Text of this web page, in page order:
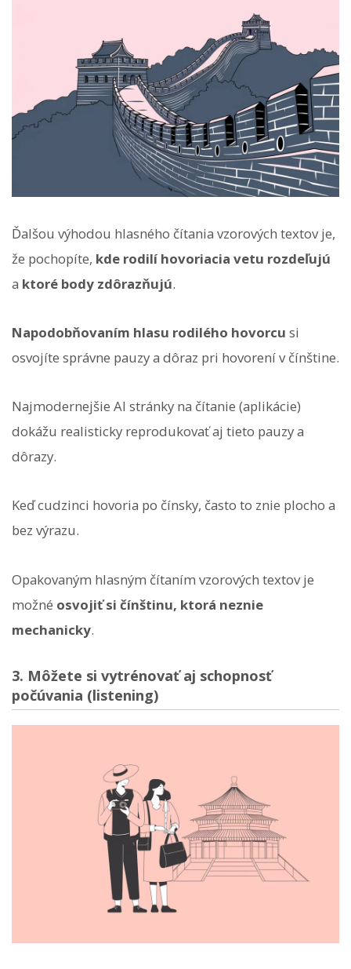
Ďalšou výhodou hlasného čítania vzorových textov je,
že pochopíte, kde rodilí hovoriacia vetu rozdeľujú
a ktoré body zdôrazňujú.
Napodobňovaním hlasu rodilého hovorcu si
osvojíte správne pauzy a dôraz pri hovorení v čínštine.
Najmodernejšie AI stránky na čítanie (aplikácie)
dokážu realisticky reprodukovať aj tieto pauzy a
dôrazy.
Keď cudzinci hovoria po čínsky, často to znie plocho a
bez výrazu.
Opakovaným hlasným čítaním vzorových textov je
možné osvojiť si čínštinu, ktorá neznie
mechanicky.
3. Môžete si vytrénovať aj schopnosť
počúvania (listening)